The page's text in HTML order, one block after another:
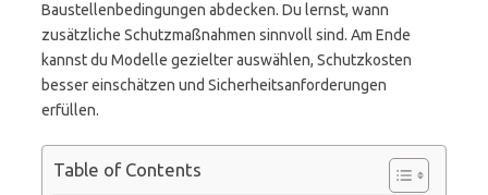
Baustellenbedingungen abdecken. Du lernst, wann
zusätzliche Schutzmaßnahmen sinnvoll sind. Am Ende
kannst du Modelle gezielter auswählen, Schutzkosten
besser einschätzen und Sicherheitsanforderungen
erfüllen.
Table of Contents